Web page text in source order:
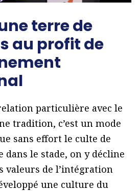
terre de
au profit de
particulière avec le
tradition, c’est un mode
sans effort le culte de
dans le stade, on y décline
valeurs de l’intégration
une culture du